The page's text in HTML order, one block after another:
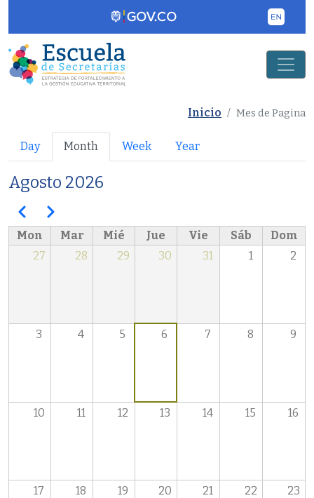
Pasar al contenido principal
Inicio Mes de Pagina
Primary tabs
Day Month Week Year
Agosto 2026
Paginación
AnteriorSiguiente
Mon
Mar Mié Jue Vie Sáb
Dom
27
28 29 30 31 1 2
3 4 5 6 7 8 9
10 11 12 13 14 15 16
17 18 19 20 21 22 23